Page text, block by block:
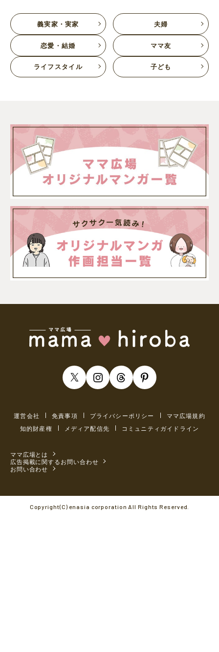
義実家・実家 夫婦
恋愛・結婚 ママ友
ライフスタイル 子ども
運営会社 免責事項 プライバシーポリシー
ママ広場規約
知的財産権
メディア配信先 コミュニティガイドライン
ママ広場とは
広告掲載に関するお問い合わせ
お問い合わせ
Copyright(C) enasia corporation All Rights Reserved.